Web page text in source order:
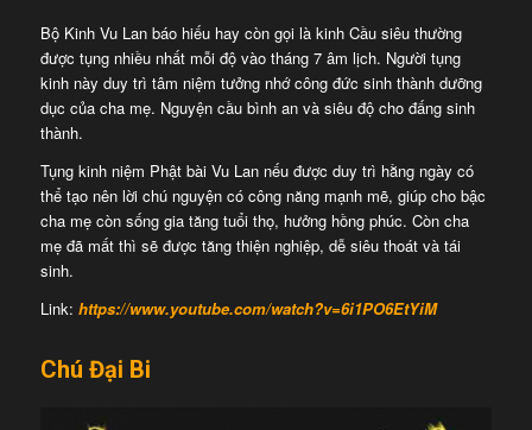
Bộ Kinh Vu Lan báo hiếu hay còn gọi là kinh Cầu siêu thường
được tụng nhiều nhất mỗi độ vào tháng 7 âm lịch. Người tụng
kinh này duy trì tâm niệm tưởng nhớ công đức sinh thành dưỡng
dục của cha mẹ. Nguyện cầu bình an và siêu độ cho đấng sinh
thành.
Tụng kinh niệm Phật bài Vu Lan nếu được duy trì hằng ngày có
thể tạo nên lời chú nguyện có công năng mạnh mẽ, giúp cho bậc
cha mẹ còn sống gia tăng tuổi thọ, hưởng hồng phúc. Còn cha
mẹ đã mất thì sẽ được tăng thiện nghiệp, dễ siêu thoát và tái
sinh.
Link: https://www.youtube.com/watch?v=6i1PO6EtYiM
Chú Đại Bi